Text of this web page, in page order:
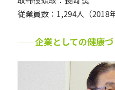
従業員数：1,294人（2018
──企業としての健康づ